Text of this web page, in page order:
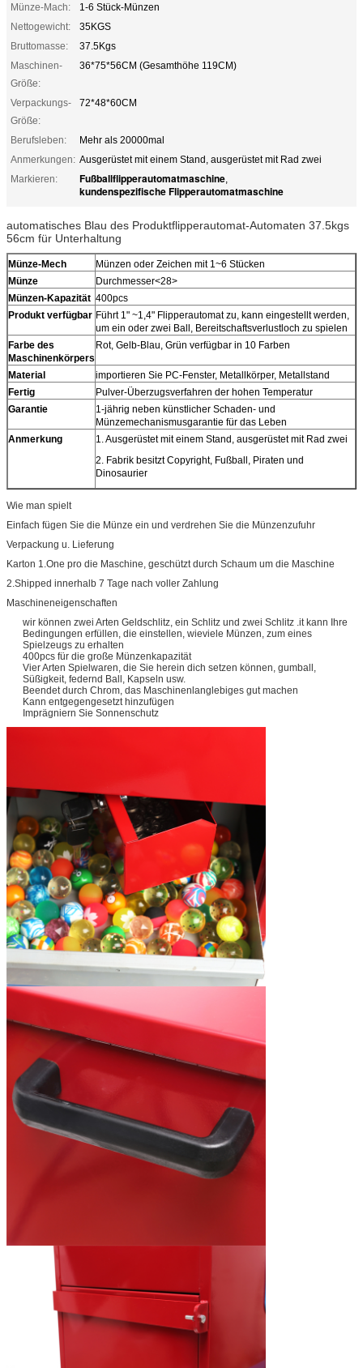
Münze-Mach:
1-6 Stück-Münzen
Nettogewicht:
35KGS
Bruttomasse:
37.5Kgs
Maschinen-
Größe:
36*75*56CM (Gesamthöhe 119CM)
Verpackungs-
Größe:
72*48*60CM
Berufsleben:
Mehr als 20000mal
Anmerkungen: Ausgerüstet mit einem Stand, ausgerüstet mit Rad zwei
Markieren:
Fußballflipperautomatmaschine,
kundenspezifische Flipperautomatmaschine
automatisches Blau des Produktflipperautomat-Automaten 37.5kgs
56cm für Unterhaltung
Münze-Mech
Münzen oder Zeichen mit 1~6 Stücken
Münze
Durchmesser<28>
Münzen-Kapazität 400pcs
Produkt verfügbar Führt 1" ~1,4" Flipperautomat zu, kann eingestellt werden,
um ein oder zwei Ball, Bereitschaftsverlustloch zu spielen
Farbe des
Maschinenkörpers
Rot, Gelb-Blau, Grün verfügbar in 10 Farben
Material
importieren Sie PC-Fenster, Metallkörper, Metallstand
Fertig
Pulver-Überzugsverfahren der hohen Temperatur
Garantie
1-jährig neben künstlicher Schaden- und
Münzemechanismusgarantie für das Leben
Anmerkung
1. Ausgerüstet mit einem Stand, ausgerüstet mit Rad zwei
2. Fabrik besitzt Copyright, Fußball, Piraten und
Dinosaurier
Wie man spielt
Einfach fügen Sie die Münze ein und verdrehen Sie die Münzenzufuhr
Verpackung u. Lieferung
Karton 1.One pro die Maschine, geschützt durch Schaum um die Maschine
2.Shipped innerhalb 7 Tage nach voller Zahlung
Maschineneigenschaften
wir können zwei Arten Geldschlitz, ein Schlitz und zwei Schlitz .it kann Ihre
Bedingungen erfüllen, die einstellen, wieviele Münzen, zum eines
Spielzeugs zu erhalten
400pcs für die große Münzenkapazität
Vier Arten Spielwaren, die Sie herein dich setzen können, gumball,
Süßigkeit, federnd Ball, Kapseln usw.
Beendet durch Chrom, das Maschinenlanglebiges gut machen
Kann entgegengesetzt hinzufügen
Imprägniern Sie Sonnenschutz